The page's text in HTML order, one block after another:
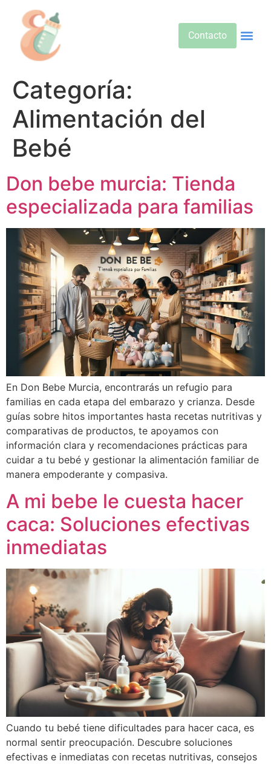
Contacto
Categoría:
Alimentación del
Bebé
Don bebe murcia: Tienda
especializada para familias
En Don Bebe Murcia, encontrarás un refugio para
familias en cada etapa del embarazo y crianza. Desde
guías sobre hitos importantes hasta recetas nutritivas y
comparativas de productos, te apoyamos con
información clara y recomendaciones prácticas para
cuidar a tu bebé y gestionar la alimentación familiar de
manera empoderante y compasiva.
A mi bebe le cuesta hacer
caca: Soluciones efectivas
inmediatas
Cuando tu bebé tiene dificultades para hacer caca, es
normal sentir preocupación. Descubre soluciones
efectivas e inmediatas con recetas nutritivas, consejos